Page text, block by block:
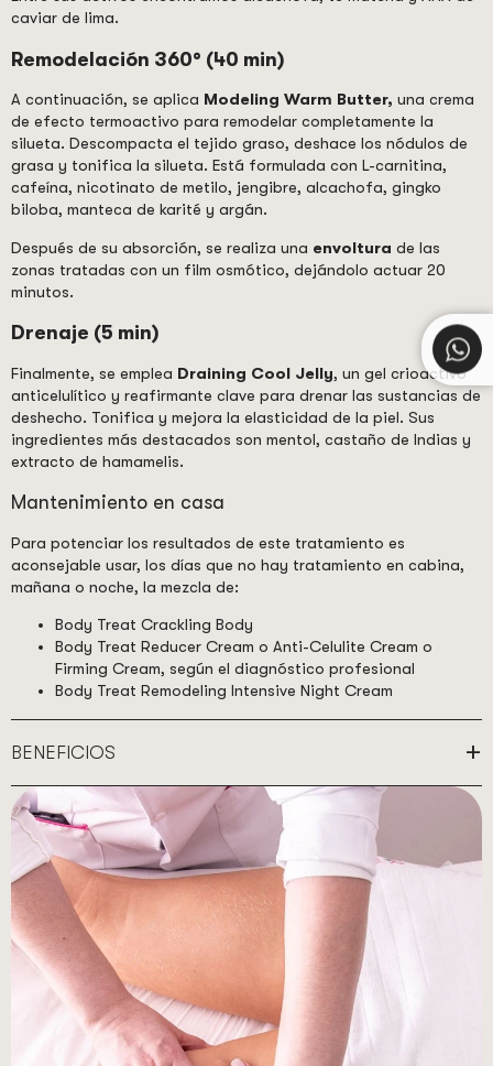
caviar de lima.
Remodelación 360° (40 min)
A continuación, se aplica Modeling Warm Butter, una crema
de efecto termoactivo para remodelar completamente la
silueta. Descompacta el tejido graso, deshace los nódulos de
grasa y tonifica la silueta. Está formulada con L-carnitina,
cafeína, nicotinato de metilo, jengibre, alcachofa, gingko
biloba, manteca de karité y argán.
Después de su absorción, se realiza una envoltura de las
zonas tratadas con un film osmótico, dejándolo actuar 20
minutos.
Drenaje (5 min)
Finalmente, se emplea Draining Cool Jelly, un gel crioactivo
anticelulítico y reafirmante clave para drenar las sustancias de
deshecho. Tonifica y mejora la elasticidad de la piel. Sus
ingredientes más destacados son mentol, castaño de Indias y
extracto de hamamelis.
Mantenimiento en casa
Para potenciar los resultados de este tratamiento es
aconsejable usar, los días que no hay tratamiento en cabina,
mañana o noche, la mezcla de:
Body Treat Crackling Body
Body Treat Reducer Cream o Anti-Celulite Cream o
Firming Cream, según el diagnóstico profesional
Body Treat Remodeling Intensive Night Cream
BENEFICIOS